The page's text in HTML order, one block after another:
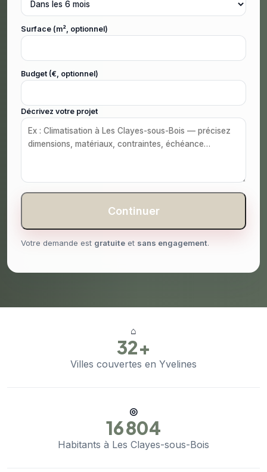
Surface (m², optionnel)
Budget (€, optionnel)
Décrivez votre projet
Continuer
Votre demande est gratuite et sans engagement.
⌂
32+
Villes couvertes en Yvelines
◎
16 804
Habitants à Les Clayes-sous-Bois